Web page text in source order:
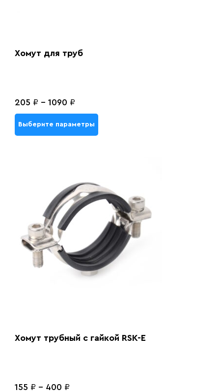
Хомут для труб
205 ₽ - 1090 ₽
Выберите параметры
Хомут трубный с гайкой RSK-E
155 ₽ - 400 ₽